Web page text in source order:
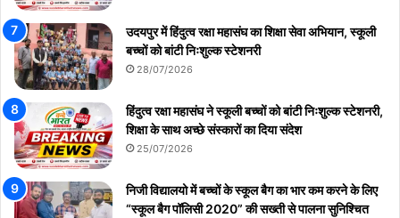
उदयपुर में हिंदुत्व रक्षा महासंघ का शिक्षा सेवा अभियान, स्कूली
बच्चों को बांटी निःशुल्क स्टेशनरी
28/07/2026
हिंदुत्व रक्षा महासंघ ने स्कूली बच्चों को बांटी निःशुल्क स्टेशनरी,
शिक्षा के साथ अच्छे संस्कारों का दिया संदेश
25/07/2026
निजी विद्यालयो में बच्चों के स्कूल बैग का भार कम करने के लिए
“स्कूल बैग पॉलिसी 2020” की सख्ती से पालना सुनिश्चित